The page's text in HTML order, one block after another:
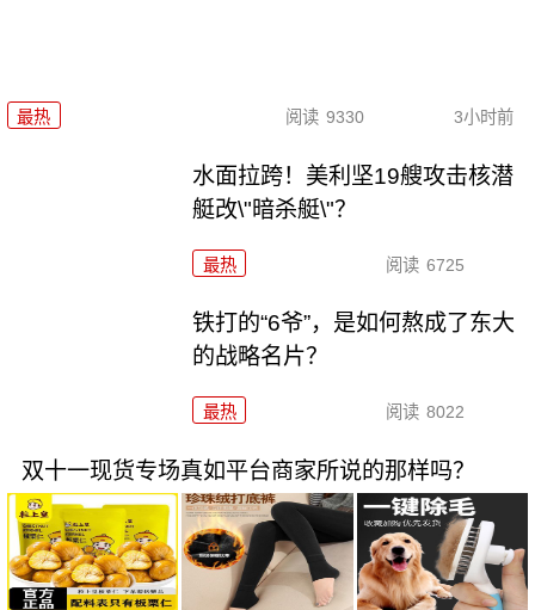
最热 阅读 9330 3小时前
水面拉跨！美利坚19艘攻击核潜
艇改\"暗杀艇\"？
最热 阅读 6725
铁打的“6爷”，是如何熬成了东大
的战略名片？
最热 阅读 8022
双十一现货专场真如平台商家所说的那样吗？